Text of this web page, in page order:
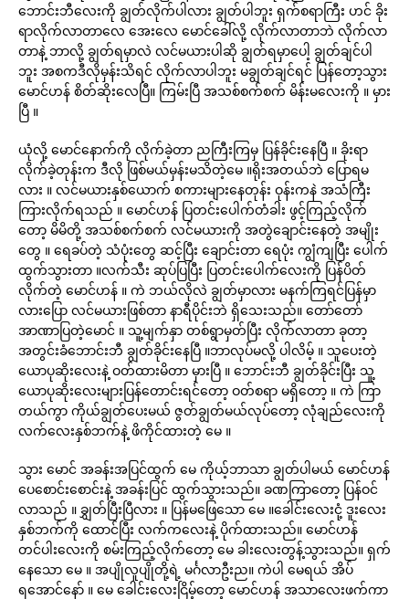
ဘောင်းဘီလေးကို ချွတ်လိုက်ပါလား ချွတ်ပါဘူး ရှက်စရာကြီး ဟင် ခိုး
ရာလိုက်လာတာလေ အေးလေ မောင်ခေါ်လို့ လိုက်လာတာဘဲ လိုက်လာ
တာနဲ့ ဘာလို့ ချွတ်ရမှာလဲ လင်မယားပါဆို ချွတ်ရမှာပေါ့ ချွတ်ချင်ပါ
ဘူး အစကဒီလိုမှန်းသိရင် လိုက်လာပါဘူး မချွတ်ချင်ရင် ပြန်တော့သွား
မောင်ဟန် စိတ်ဆိုးလေပြီ။ ကြမ်းပြီ အသစ်စက်စက် မိန်းမလေးကို ။ မှား
ပြီ ။
ယုံလို့ မောင်နောက်ကို လိုက်ခဲ့တာ ညကြီးကြမှ ပြန်ခိုင်းနေပြီ ။ ခိုးရာ
လိုက်ခဲ့တုန်းက ဒီလို ဖြစ်မယ်မှန်းမသိတဲ့မေ ။ရိုးအတယ်ဘဲ ပြောရမ
လား ။ လင်မယားနှစ်ယောက် စကားများနေတုန်း ဝုန်းကနဲ အသံကြီး
ကြားလိုက်ရသည် ။ မောင်ဟန် ပြတင်းပေါက်တံခါး ဖွင့်ကြည့်လိုက်
တော့ မိမိတို့ အသစ်စက်စက် လင်မယားကို အတွဲချောင်းနေတဲ့ အမျိုး
တွေ ။ ရေခပ်တဲ့ သံပုံးတွေ ဆင့်ပြီး ချောင်းတာ ရေပုံး ကျွံကျပြီး ပေါက်
ထွက်သွားတာ ။လက်သီး ဆုပ်ပြပြီး ပြတင်းပေါက်လေးကို ပြန်ပိတ်
လိုက်တဲ့ မောင်ဟန် ။ ကဲ ဘယ်လိုလဲ ချွတ်မှာလား မနက်ကြရင်ပြန်မှာ
လားပြော လင်မယားဖြစ်တာ နာရီပိုင်းဘဲ ရှိသေးသည်။ တော်တော်
အာဏာပြတဲ့မောင် ။ သူ့မျက်နှာ တစ်ရွာမှတ်ပြီး လိုက်လာတာ ခုတာ့
အတွင်းခံဘောင်းဘီ ချွတ်ခိုင်းနေပြီ ။ဘာလုပ်မလို့ ပါလိမ့် ။ သူပေးတဲ့
ယောပုဆိုးလေးနဲ့ ဝတ်ထားမိတာ မှားပြီ ။ ဘောင်းဘီ ချွတ်ခိုင်းပြီး သူ့
ယောပုဆိုးလေးများပြန်တောင်းရင်တော့ ဝတ်စရာ မရှိတော့ ။ ကဲ ကြာ
တယ်ကွာ ကိုယ်ချွတ်ပေးမယ် ဇွတ်ချွတ်မယ်လုပ်တော့ လုံချည်လေးကို
လက်လေးနှစ်ဘက်နဲ့ ဖိကိုင်ထားတဲ့ မေ ။
သွား မောင် အခန်းအပြင်ထွက် မေ ကိုယ့်ဘာသာ ချွတ်ပါမယ် မောင်ဟန်
ပေစောင်းစောင်းနဲ့ အခန်းပြင် ထွက်သွားသည်။ ခဏကြာတော့ ပြန်ဝင်
လာသည် ။ ချွှတ်ပြီးပြီလား ။ ပြန်မဖြေသော မေ ။ခေါင်းလေးငုံ့ ဒူးလေး
နှစ်ဘက်ကို ထောင်ပြီး လက်ကလေးနဲ့ ပိုက်ထားသည်။ မောင်ဟန်
တင်ပါးလေးကို စမ်းကြည့်လိုက်တော့ မေ ခါးလေးတွန့်သွားသည်။ ရှက်
နေသော မေ ။ အပျိုလူပျိုတို့ရဲ့ မင်္ဂလာဦးည။ ကဲပါ မေရယ် အိပ်
ရအောင်နော် ။ မေ ခေါင်းလေးငြိမ့်တော့ မောင်ဟန် အသာလေးဖက်ကာ